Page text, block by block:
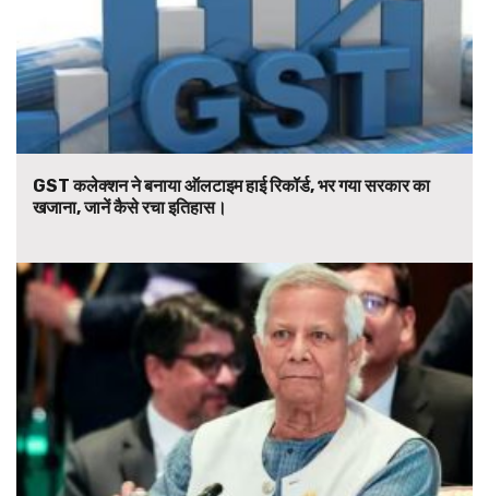
GST कलेक्शन ने बनाया ऑलटाइम हाई रिकॉर्ड, भर गया सरकार का
खजाना, जानें कैसे रचा इतिहास।